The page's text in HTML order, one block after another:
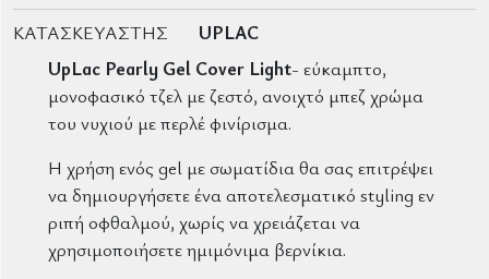
ΚΑΤΑΣΚΕΥΑΣΤΉΣ
UPLAC
UpLac Pearly Gel Cover Light- εύκαμπτο,
μονοφασικό τζελ με ζεστό, ανοιχτό μπεζ χρώμα
του νυχιού με περλέ φινίρισμα.
Η χρήση ενός gel με σωματίδια θα σας επιτρέψει
να δημιουργήσετε ένα αποτελεσματικό styling εν
ριπή οφθαλμού, χωρίς να χρειάζεται να
χρησιμοποιήσετε ημιμόνιμα βερνίκια.